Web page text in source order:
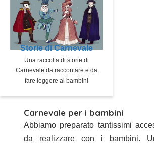
Storie di Carnevale
Una raccolta di storie di
Carnevale da raccontare e da
fare leggere ai bambini
Carnevale per i bambini
Abbiamo preparato tantissimi
da realizzare con i bambini.